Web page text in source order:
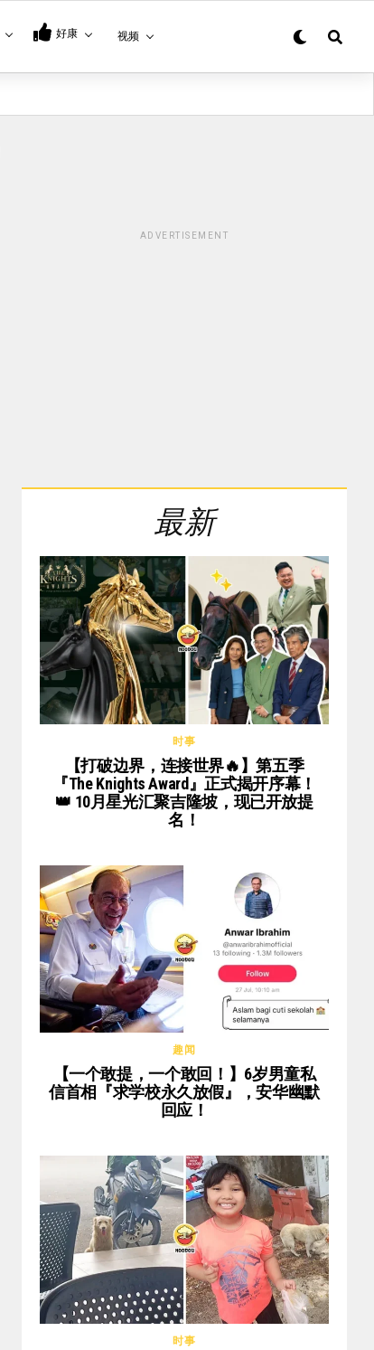
好康 视频
ADVERTISEMENT
最新
时事
【打破边界，连接世界🔥】第五季
『The Knights Award』正式揭开序幕！
👑 10月星光汇聚吉隆坡，现已开放提
名！
趣闻
【一个敢提，一个敢回！】6岁男童私
信首相『求学校永久放假』，安华幽默
回应！
时事